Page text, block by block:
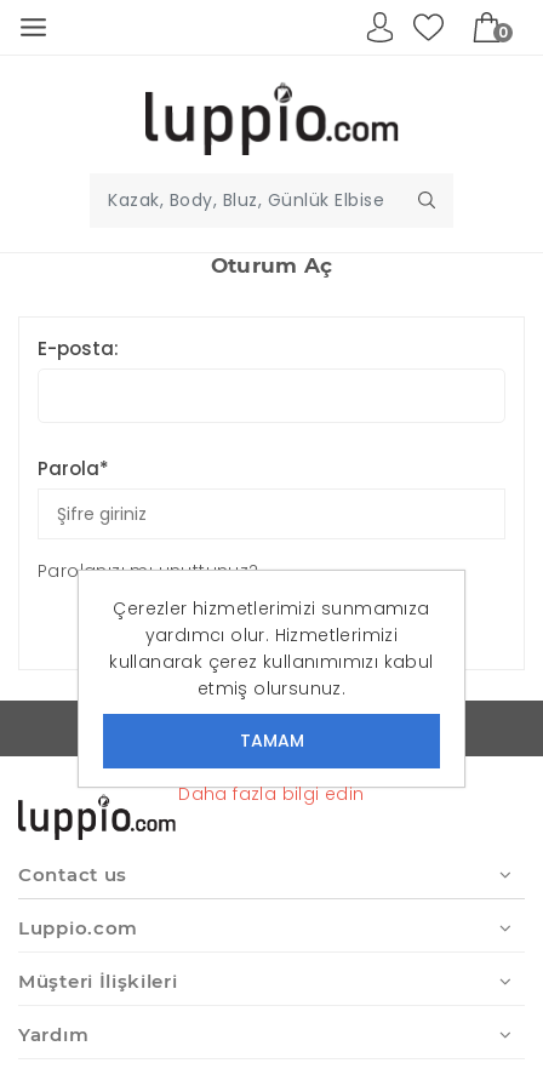
0
Oturum Aç
E-posta:
Parola*
Parolanızı mı unuttunuz?
OTURUM AÇ
Luppio - Online Moda'ya Yeni Soluk
Contact us
Luppio.com
Müşteri İlişkileri
Yardım
Çerezler hizmetlerimizi sunmamıza
yardımcı olur. Hizmetlerimizi
kullanarak çerez kullanımımızı kabul
etmiş olursunuz.
Daha fazla bilgi edin